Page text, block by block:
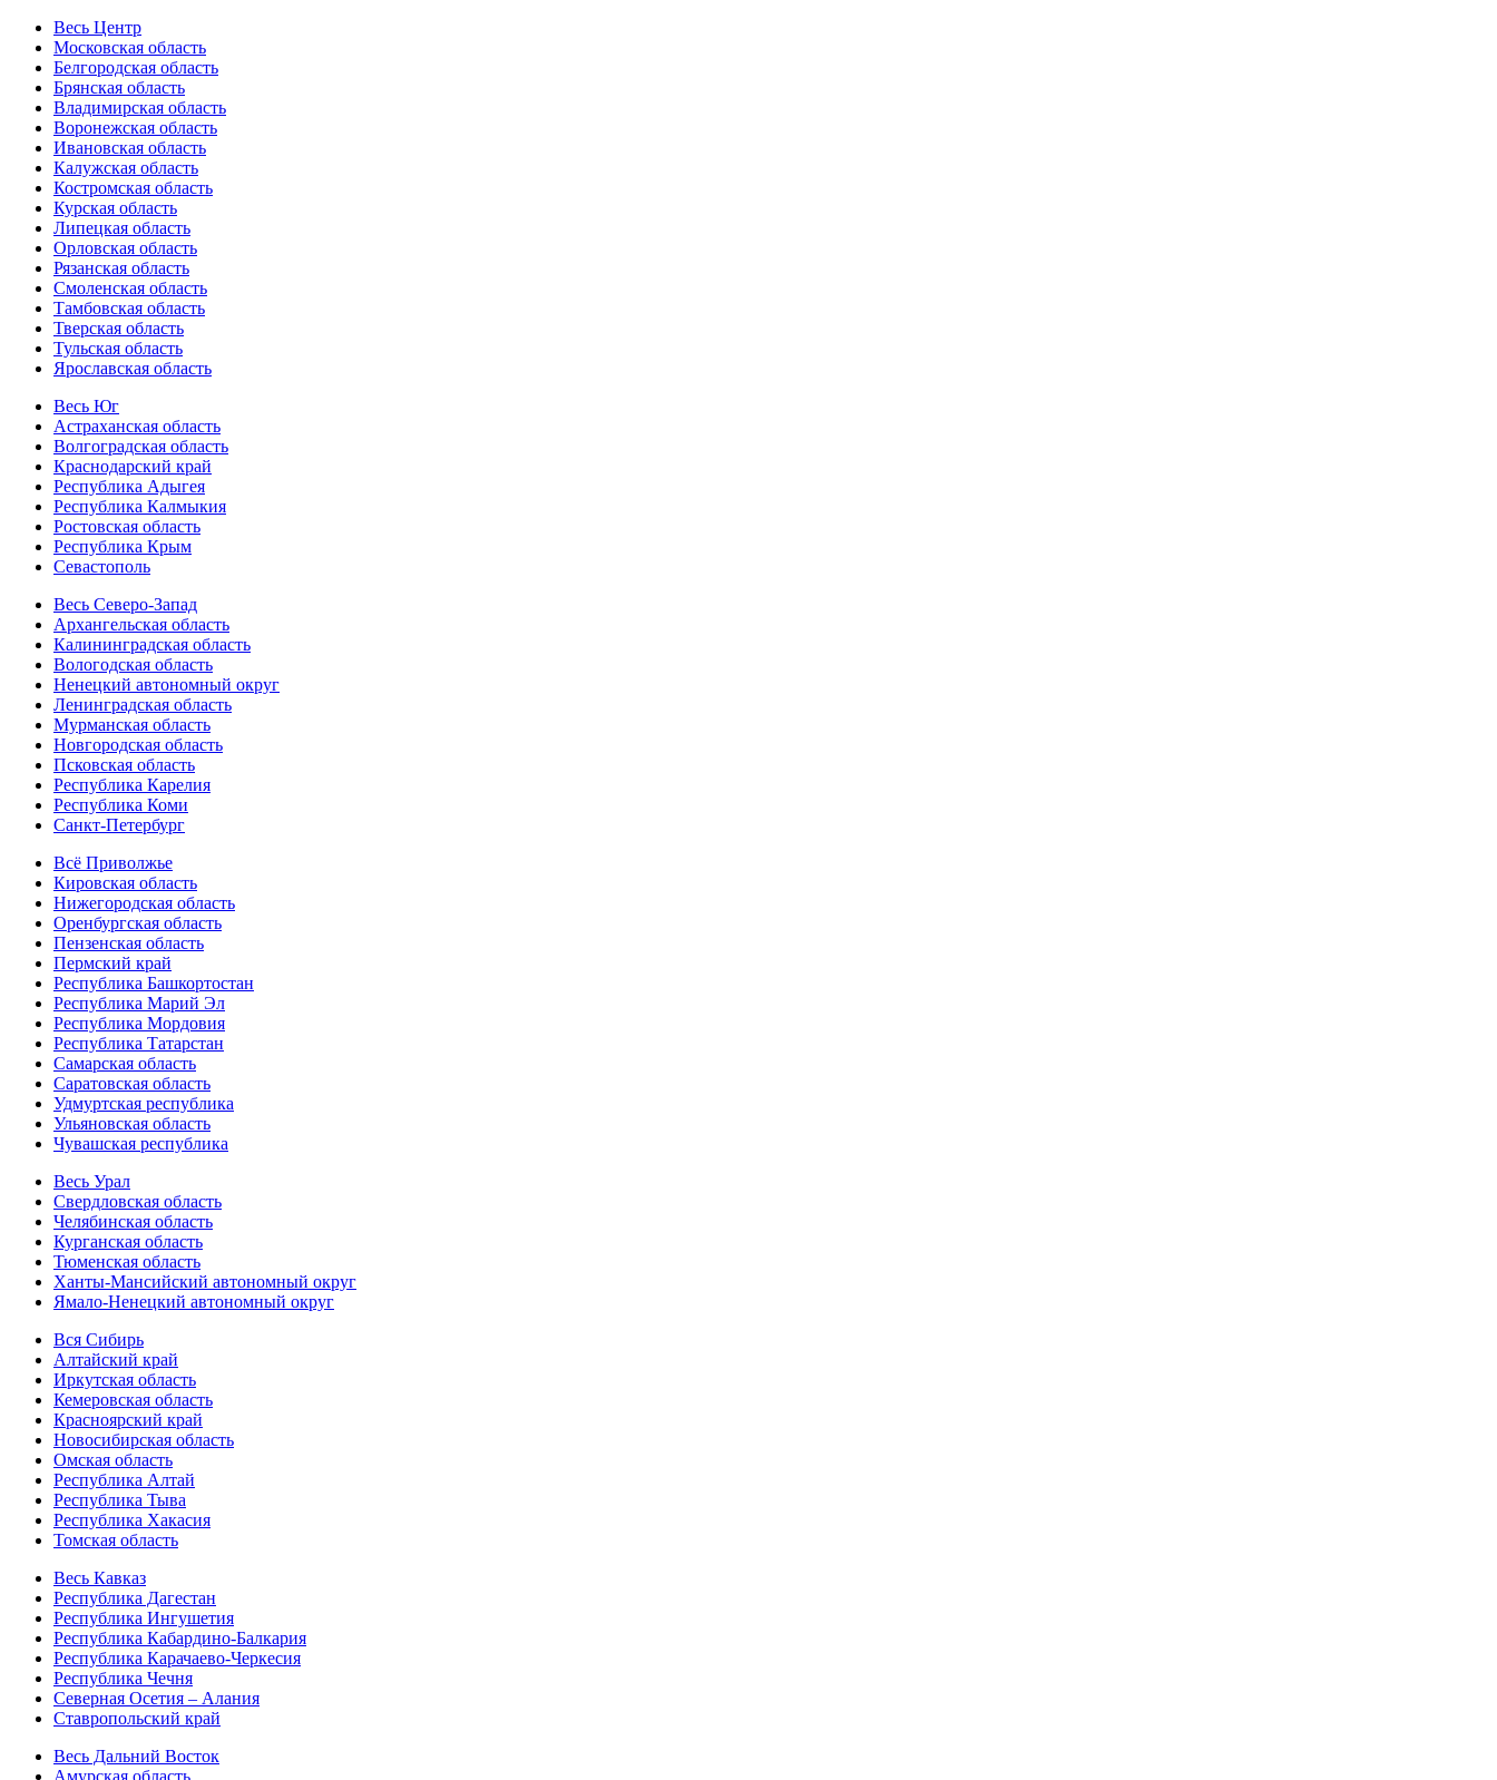
Весь Центр
Московская область
Белгородская область
Брянская область
Владимирская область
Воронежская область
Ивановская область
Калужская область
Костромская область
Курская область
Липецкая область
Орловская область
Рязанская область
Смоленская область
Тамбовская область
Тверская область
Тульская область
Ярославская область
Весь Юг
Астраханская область
Волгоградская область
Краснодарский край
Республика Адыгея
Республика Калмыкия
Ростовская область
Республика Крым
Севастополь
Весь Северо-Запад
Архангельская область
Калининградская область
Вологодская область
Ненецкий автономный округ
Ленинградская область
Мурманская область
Новгородская область
Псковская область
Республика Карелия
Республика Коми
Санкт-Петербург
Всё Приволжье
Кировская область
Нижегородская область
Оренбургская область
Пензенская область
Пермский край
Республика Башкортостан
Республика Марий Эл
Республика Мордовия
Республика Татарстан
Самарская область
Саратовская область
Удмуртская республика
Ульяновская область
Чувашская республика
Весь Урал
Свердловская область
Челябинская область
Курганская область
Тюменская область
Ханты-Мансийский автономный округ
Ямало-Ненецкий автономный округ
Вся Сибирь
Алтайский край
Иркутская область
Кемеровская область
Красноярский край
Новосибирская область
Омская область
Республика Алтай
Республика Тыва
Республика Хакасия
Томская область
Весь Кавказ
Республика Дагестан
Республика Ингушетия
Республика Кабардино-Балкария
Республика Карачаево-Черкесия
Республика Чечня
Северная Осетия – Алания
Ставропольский край
Весь Дальний Восток
Амурская область